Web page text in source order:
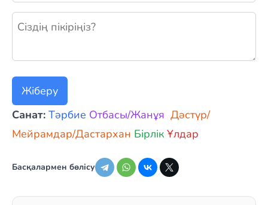
Жаңа пікір қалдыру
Жіберу
Санат: Тәрбие Отбасы/Жанұя Дәстүр/
Мейрамдар/Дастархан Бірлік Ұлдар
Басқалармен бөлісу